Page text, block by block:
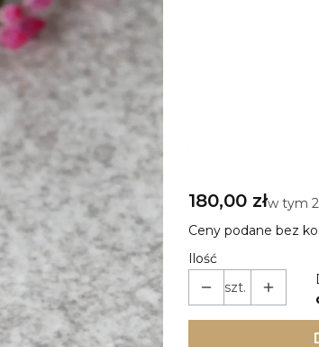
Cena
180,00 złw tym
w tym
Ceny podane bez
Ilość
szt.